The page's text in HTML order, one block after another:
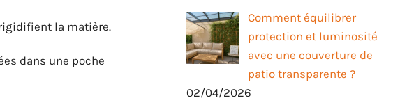
la matière.
dans une poche
Comment équilibrer
protection et luminosité
avec une couverture de
patio transparente ?
02/04/2026